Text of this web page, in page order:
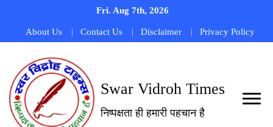
Fri. Aug 7th, 2026
About Us Contact Us Disclaimer Privacy Policy
Swar Vidroh Times
निष्पक्षता ही हमारी पहचान है